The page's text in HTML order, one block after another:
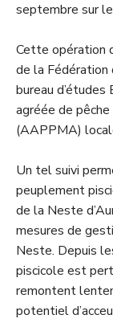
septembre sur
Cette opération
de la Fédération
bureau
agréée de
(AAPPMA)
Un tel suivi
peuplement
de la Neste
mesures de
Neste. Depuis
piscicole est
remontent
potentiel